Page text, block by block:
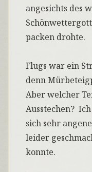
angesichts des
packen drohte.
Flugs war ein
denn
Aber welcher
Ausstechen?
sich sehr
leider
konnte.